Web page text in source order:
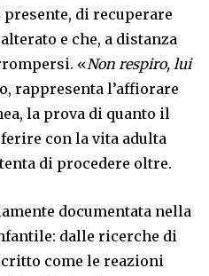
di recuperare
e che, a distanza
«Non respiro, lui
rappresenta l’affiorare
la prova di quanto il
con la vita adulta
di procedere oltre.
documentata nella
dalle ricerche di
come le reazioni